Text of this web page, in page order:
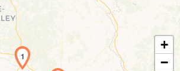
1
+
−